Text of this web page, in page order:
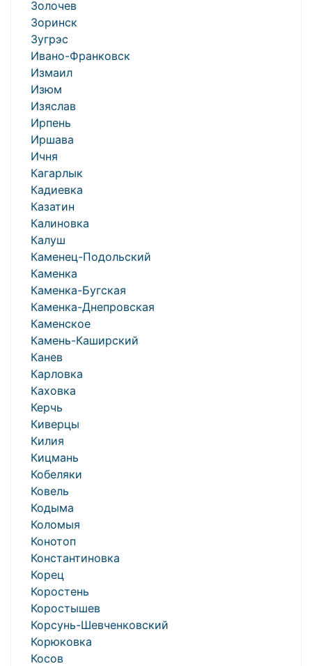
Золочев
Зоринск
Зугрэс
Ивано-Франковск
Измаил
Изюм
Изяслав
Ирпень
Иршава
Ичня
Кагарлык
Кадиевка
Казатин
Калиновка
Калуш
Каменец-Подольский
Каменка
Каменка-Бугская
Каменка-Днепровская
Каменское
Камень-Каширский
Канев
Карловка
Каховка
Керчь
Киверцы
Килия
Кицмань
Кобеляки
Ковель
Кодыма
Коломыя
Конотоп
Константиновка
Корец
Коростень
Коростышев
Корсунь-Шевченковский
Корюковка
Косов